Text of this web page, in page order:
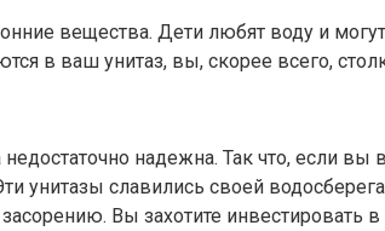
вещества. Дети любят воду и
в ваш унитаз, вы, скорее всего,
надежна. Так что, если
унитазы славились своей
Вы захотите инвестировать в